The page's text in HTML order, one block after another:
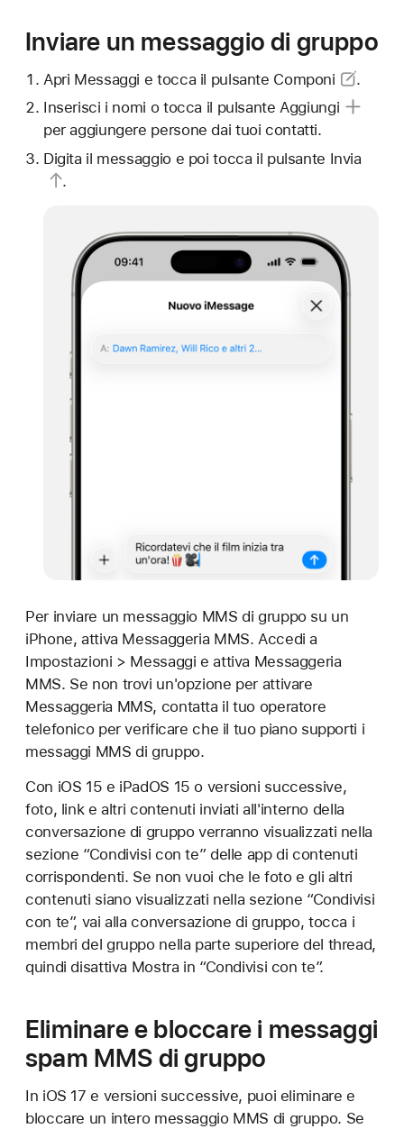
Inviare un messaggio di gruppo
Apri Messaggi e tocca il pulsante Componi
.
Inserisci i nomi o tocca il pulsante Aggiungi
per aggiungere persone dai tuoi contatti.
Digita il messaggio e poi tocca il pulsante Invia
.
Per inviare un messaggio MMS di gruppo su un
iPhone, attiva Messaggeria MMS. Accedi a
Impostazioni > Messaggi e attiva Messaggeria
MMS. Se non trovi un'opzione per attivare
Messaggeria MMS, contatta il tuo operatore
telefonico per verificare che il tuo piano supporti i
messaggi MMS di gruppo.
Con iOS 15 e iPadOS 15 o versioni successive,
foto, link e altri contenuti inviati all'interno della
conversazione di gruppo verranno visualizzati nella
sezione “Condivisi con te” delle app di contenuti
corrispondenti. Se non vuoi che le foto e gli altri
contenuti siano visualizzati nella sezione “Condivisi
con te”, vai alla conversazione di gruppo, tocca i
membri del gruppo nella parte superiore del thread,
quindi disattiva Mostra in “Condivisi con te”.
Eliminare e bloccare i messaggi
spam MMS di gruppo
In iOS 17 e versioni successive, puoi eliminare e
bloccare un intero messaggio MMS di gruppo. Se